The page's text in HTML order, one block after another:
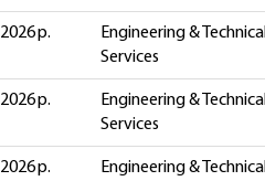
р.
Engineering & Technical
Services
р.
Engineering & Technical
Services
р.
Engineering & Technical